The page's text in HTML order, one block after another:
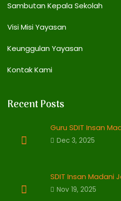
Sambutan Kepala Sekolah
Visi Misi Yayasan
Keunggulan Yayasan
Kontak Kami
Recent Posts
Guru SDIT Insan
Dec 3, 2025
SDIT Insan Madani
Nov 19, 2025